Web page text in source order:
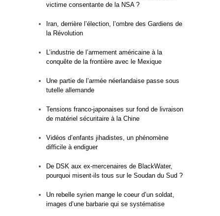
victime consentante de la NSA ?
Iran, derrière l’élection, l’ombre des Gardiens de
la Révolution
L’industrie de l’armement américaine à la
conquête de la frontière avec le Mexique
Une partie de l’armée néerlandaise passe sous
tutelle allemande
Tensions franco-japonaises sur fond de livraison
de matériel sécuritaire à la Chine
Vidéos d’enfants jihadistes, un phénomène
difficile à endiguer
De DSK aux ex-mercenaires de BlackWater,
pourquoi misent-ils tous sur le Soudan du Sud ?
Un rebelle syrien mange le coeur d’un soldat,
images d’une barbarie qui se systématise